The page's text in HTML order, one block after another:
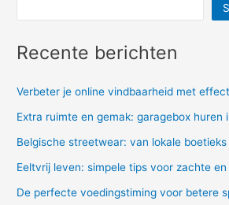
Recente berichten
Verbeter je online vindbaarheid met
Extra ruimte en gemak: garagebox huren
Belgische streetwear: van lokale
Eeltvrij leven: simpele tips voor zachte
De perfecte voedingstiming voor betere